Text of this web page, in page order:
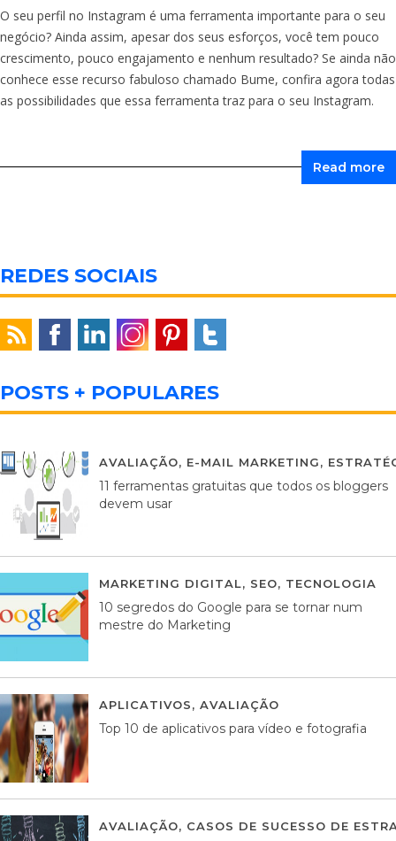
O seu perfil no Instagram é uma ferramenta importante para o seu
negócio? Ainda assim, apesar dos seus esforços, você tem pouco
crescimento, pouco engajamento e nenhum resultado? Se ainda não
conhece esse recurso fabuloso chamado Bume, confira agora todas
as possibilidades que essa ferramenta traz para o seu Instagram.
Read more
REDES SOCIAIS
POSTS + POPULARES
AVALIAÇÃO, E-MAIL MARKETING,
11 ferramentas gratuitas que todos os bloggers
devem usar
MARKETING DIGITAL, SEO, TECNOLOGIA
10 segredos do Google para se tornar num
mestre do Marketing
APLICATIVOS, AVALIAÇÃO
Top 10 de aplicativos para vídeo e fotografia
AVALIAÇÃO, CASOS DE SUCESSO DE